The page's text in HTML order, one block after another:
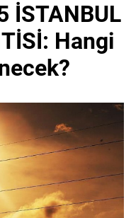
İSTANBUL
Hangi